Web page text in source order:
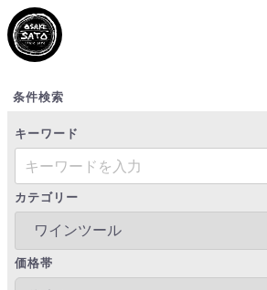
条件検索
キーワード
カテゴリー
価格帯